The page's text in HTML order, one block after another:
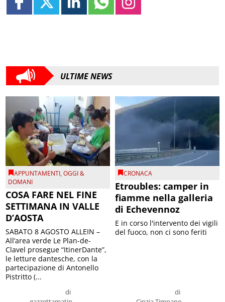
ULTIME NEWS
APPUNTAMENTI,OGGI &
DOMANI
COSA FARE NEL FINE
SETTIMANA IN VALLE
D’AOSTA
di
SABATO 8 AGOSTO ALLEIN –
All’area verde Le Plan-de-
Clavel prosegue “ItinerDante”,
le letture dantesche, con la
partecipazione di Antonello
Pistritto (...
CRONACA
Etroubles: camper in
fiamme nella galleria
di Echevennoz
di
E in corso l'intervento dei vigili
del fuoco, non ci sono feriti